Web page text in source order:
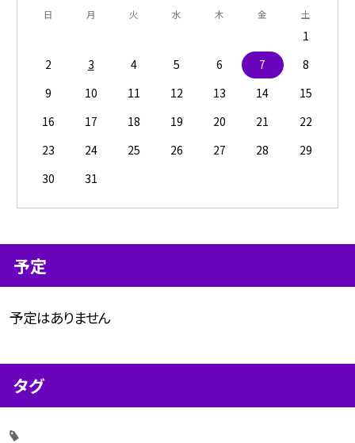
日 月 火 水 木 金 土
1
2
3 4 5 6 7
8
9
10 11 12 13 14
15
16
17 18 19 20 21
22
23
24 25 26 27 28
29
30
31
予定
予定はありません
タグ